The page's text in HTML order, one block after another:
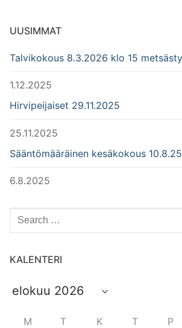
UUSIMMAT
Talvikokous 8.3.2026 klo 15
1.12.2025
Hirvipeijaiset 29.11.2025
25.11.2025
Sääntömääräinen kesäkokous 10.8.25
6.8.2025
Hae:
KALENTERI
M T K T P